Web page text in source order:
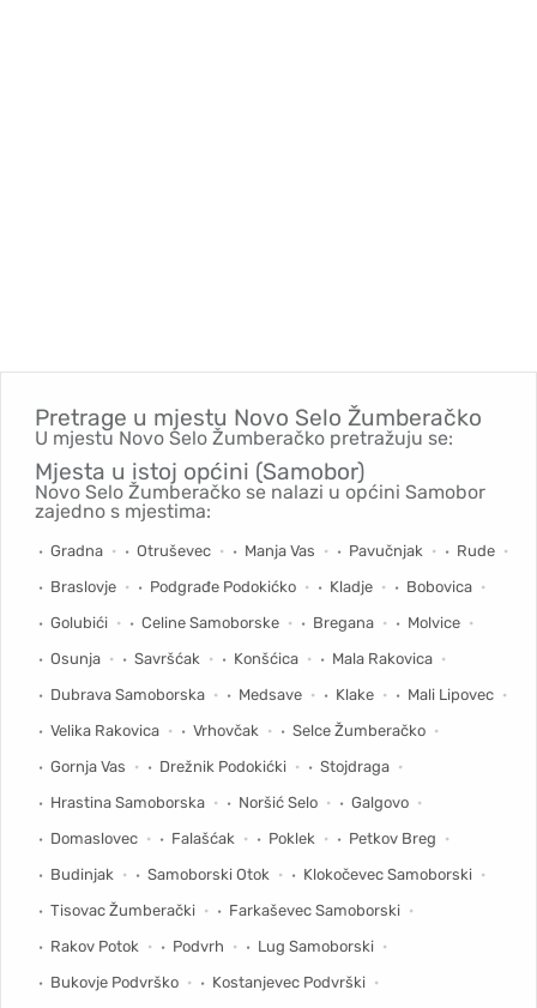
Pretrage u mjestu Novo Selo Žumberačko
U mjestu Novo Selo Žumberačko pretražuju se:
Mjesta u istoj općini (Samobor)
Novo Selo Žumberačko se nalazi u općini Samobor
zajedno s mjestima:
Gradna Otruševec Manja Vas Pavučnjak
Rude
Braslovje
Podgrađe Podokićko Kladje
Bobovica
Golubići
Celine Samoborske Bregana
Molvice
Osunja
Savršćak Konšćica
Mala Rakovica
Dubrava Samoborska
Medsave Klake
Mali Lipovec
Velika Rakovica
Vrhovčak
Selce Žumberačko
Gornja Vas
Drežnik Podokićki
Stojdraga
Hrastina Samoborska
Noršić Selo
Galgovo
Domaslovec
Falašćak Poklek
Petkov Breg
Budinjak
Samoborski Otok
Klokočevec Samoborski
Tisovac Žumberački
Farkaševec Samoborski
Rakov Potok
Podvrh
Lug Samoborski
Bukovje Podvrško
Kostanjevec Podvrški